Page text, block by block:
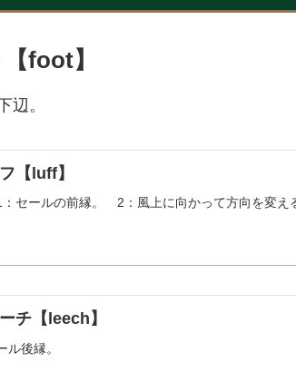
foot】
辺。
【luff】
セールの前縁。 2：風上に向かって方向を変え
チ【leech】
ル後縁。